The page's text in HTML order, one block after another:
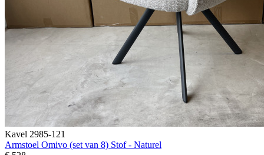
Kavel 2985-121
Armstoel Omivo (set van 8) Stof - Naturel